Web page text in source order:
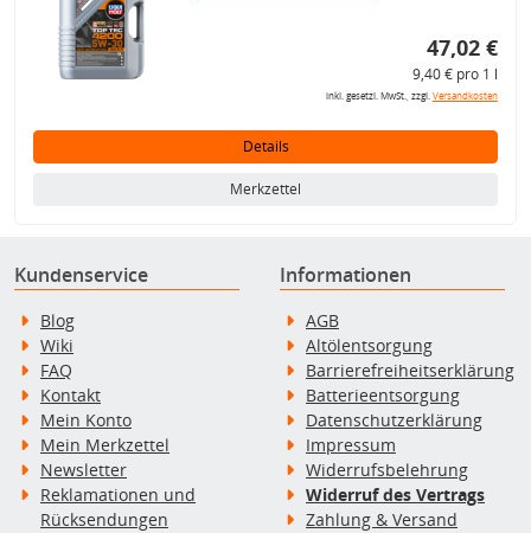
47,02 €
9,40 € pro 1 l
inkl. gesetzl. MwSt., zzgl.Versandkosten
Details
Merkzettel
Kundenservice
Blog
Wiki
FAQ
Kontakt
Mein Konto
Mein Merkzettel
Newsletter
Reklamationen und
Rücksendungen
Informationen
AGB
Altölentsorgung
Barrierefreiheitserklärung
Batterieentsorgung
Datenschutzerklärung
Impressum
Widerrufsbelehrung
Widerruf des Vertrags
Zahlung & Versand